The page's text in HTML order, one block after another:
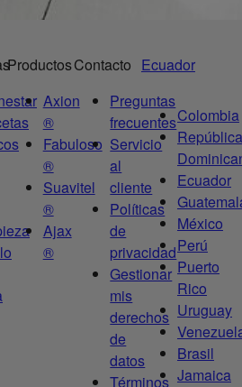
Productos
Axion
®
Fabuloso
®
Suavitel
®
Ajax
®
Contacto
Preguntas
frecuentes
Servicio
al
cliente
Políticas
de
privacidad
Gestionar
mis
derechos
de
datos
Términos
Ecuador
Colombia
República
Ecuador
México
Perú
Puerto
Rico
Uruguay
Brasil
Jamaica